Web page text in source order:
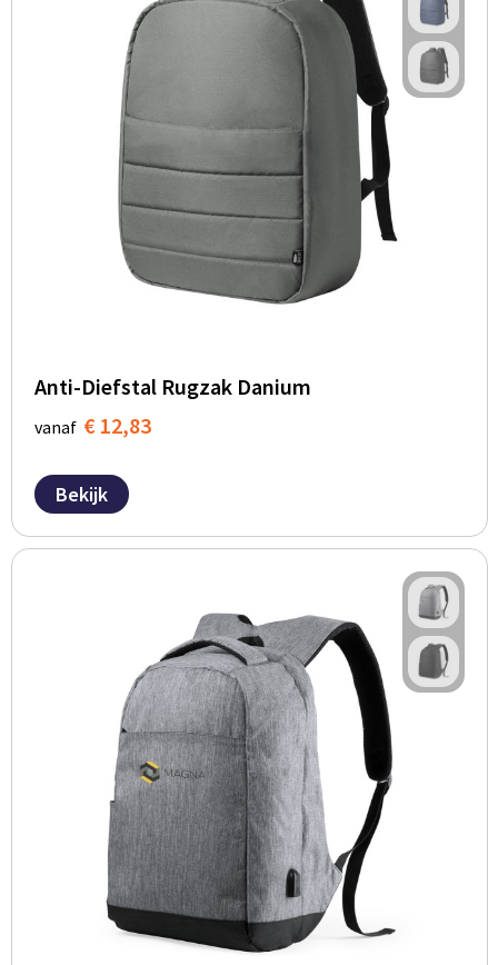
Anti-Diefstal Rugzak Danium
vanaf € 12,83
Bekijk